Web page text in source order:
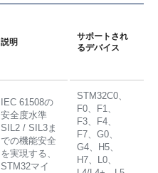
説明
サポートされ
るデバイス
IEC 61508の
安全度水準
SIL2 / SIL3ま
での機能安全
を実現する、
STM32マイ
STM32C0、
F0、F1、
F3、F4、
F7、G0、
G4、H5、
H7、L0、